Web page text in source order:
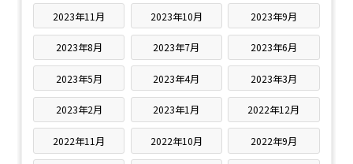
2023年11月 2023年10月 2023年9月
2023年8月 2023年7月 2023年6月
2023年5月 2023年4月 2023年3月
2023年2月 2023年1月 2022年12月
2022年11月 2022年10月 2022年9月